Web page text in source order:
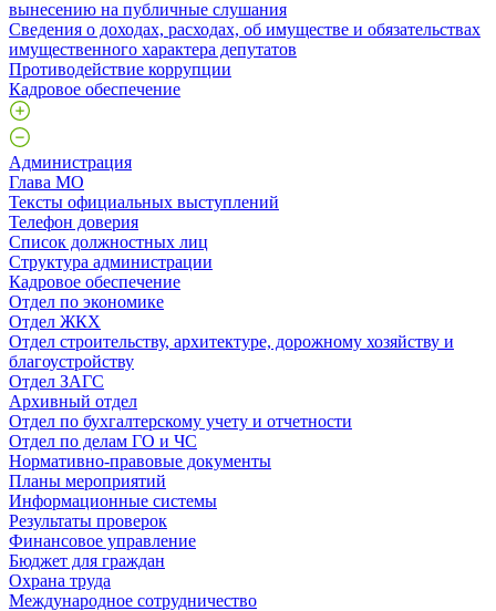
вынесению на публичные слушания
Сведения о доходах, расходах, об имуществе и обязательствах
имущественного характера депутатов
Противодействие коррупции
Кадровое обеспечение
Администрация
Глава МО
Тексты официальных выступлений
Телефон доверия
Список должностных лиц
Структура администрации
Кадровое обеспечение
Отдел по экономике
Отдел ЖКХ
Отдел строительству, архитектуре, дорожному хозяйству и
благоустройству
Отдел ЗАГС
Архивный отдел
Отдел по бухгалтерскому учету и отчетности
Отдел по делам ГО и ЧС
Нормативно-правовые документы
Планы мероприятий
Информационные системы
Результаты проверок
Финансовое управление
Бюджет для граждан
Охрана труда
Международное сотрудничество